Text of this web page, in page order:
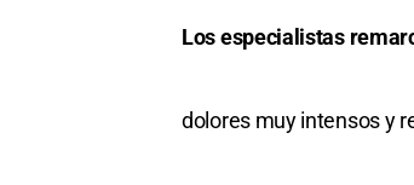
Los especialistas
dolores muy intensos y